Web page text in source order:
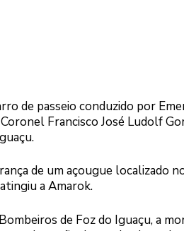
de passeio conduzido por
Francisco José Ludolf
de um açougue localizado
a Amarok.
de Foz do Iguaçu, a